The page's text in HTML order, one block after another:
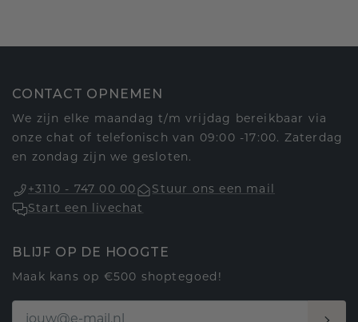
CONTACT OPNEMEN
We zijn elke maandag t/m vrijdag bereikbaar via
onze chat of telefonisch van 09:00 -17:00. Zaterdag
en zondag zijn we gesloten.
+3110 - 747 00 00
Stuur ons een mail
Start een livechat
BLIJF OP DE HOOGTE
Maak kans op €500 shoptegoed!